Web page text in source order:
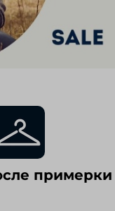
примерки